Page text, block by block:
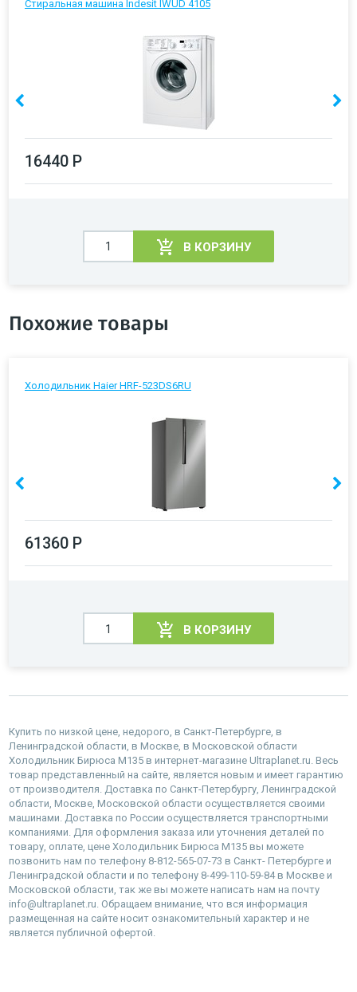
Стиральная машина Indesit IWUD 4105
16440 Р
В КОРЗИНУ
Похожие товары
Холодильник Haier HRF-523DS6RU
61360 Р
В КОРЗИНУ
Купить по низкой цене, недорого, в Санкт-Петербурге, в
Ленинградской области, в Москве, в Московской области
Холодильник Бирюса M135 в интернет-магазине Ultraplanet.ru. Весь
товар представленный на сайте, является новым и имеет гарантию
от производителя. Доставка по Санкт-Петербургу, Ленинградской
области, Москве, Московской области осуществляется своими
машинами. Доставка по России осуществляется транспортными
компаниями. Для оформления заказа или уточнения деталей по
товару, оплате, цене Холодильник Бирюса M135 вы можете
позвонить нам по телефону 8-812-565-07-73 в Санкт- Петербурге и
Ленинградской области и по телефону 8-499-110-59-84 в Москве и
Московской области, так же вы можете написать нам на почту
info@ultraplanet.ru. Обращаем внимание, что вся информация
размещенная на сайте носит ознакомительный характер и не
является публичной офертой.